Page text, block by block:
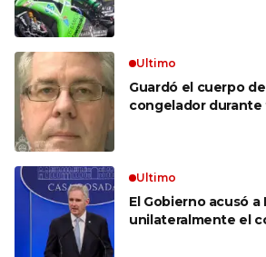
Ultimo
Guardó el cuerpo
congelador durante
Ultimo
El Gobierno acusó a
unilateralmente el